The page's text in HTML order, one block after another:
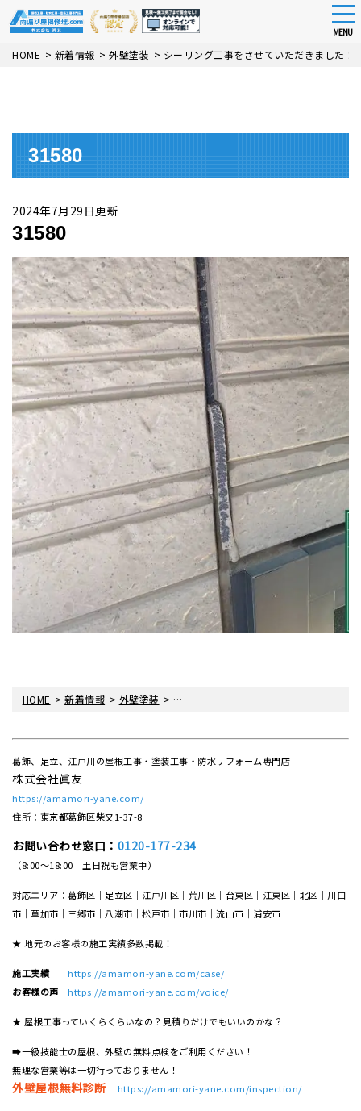
Skip
MENU
HOME > 新着情報 > 外壁塗装 > シーリング工事をさせていただきました！
31580
2024年7月29日更新
31580
HOME >新着情報 > 外壁塗装 > シーリング工事をさせていただきました
葛飾、足立、江戸川の屋根工事・塗装工事・防水リフォーム専門店
株式会社眞友
https://amamori-yane.com/
住所：東京都葛飾区柴又1-37-8
お問い合わせ窓口： 0120-177-234
（8:00～18:00 土日祝も営業中）
対応エリア：葛飾区｜足立区｜江戸川区｜荒川区｜台東区｜江東区｜北区｜川口
市｜草加市｜三郷市｜八潮市｜松⼾市｜市川市｜流⼭市｜浦安市
★ 地元のお客様の施工実績多数掲載！
施工実績
https://amamori-yane.com/case/
お客様の声
https://amamori-yane.com/voice/
★ 屋根工事っていくらくらいなの？見積りだけでもいいのかな？
➡一級技能士の屋根、外壁の無料点検をご利用ください！
無理な営業等は一切行っておりません！
外壁屋根無料診断 https://amamori-yane.com/inspection/